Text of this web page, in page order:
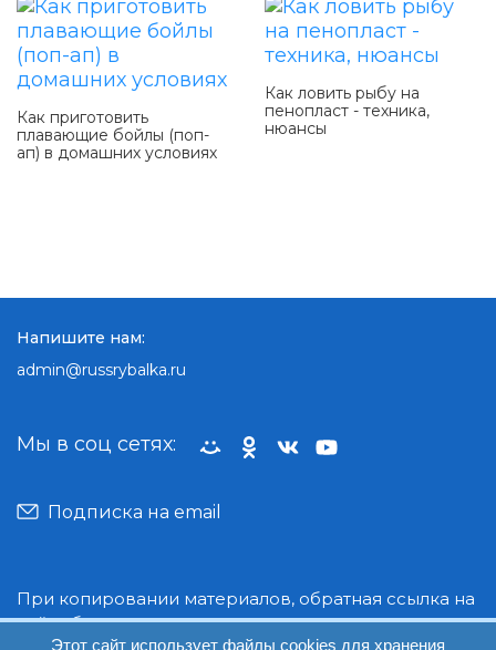
Как приготовить
плавающие бойлы (поп-
ап) в домашних условиях
Как ловить рыбу на
пенопласт - техника,
нюансы
При копировании материалов, обратная ссылка на
сайт обязательна.
Мы в соц сетях:
Подписка на email
Напишите нам:
admin@russrybalka.ru
Этот сайт использует файлы cookies для хранения